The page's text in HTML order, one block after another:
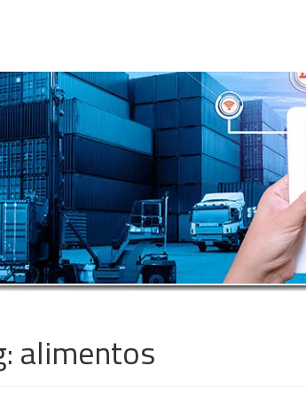
alimentos